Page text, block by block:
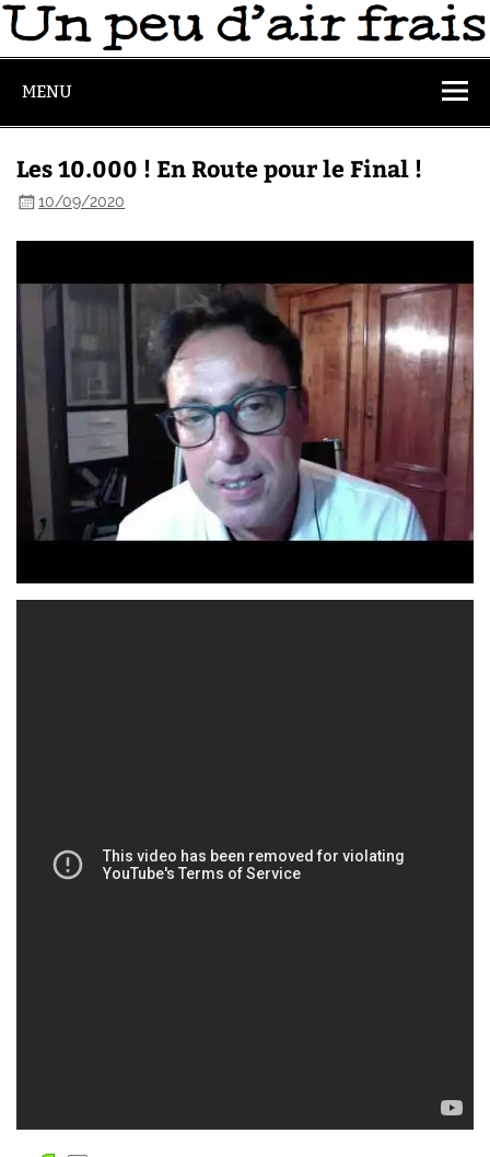
MENU
Les 10.000 ! En Route pour le Final !
10/09/2020